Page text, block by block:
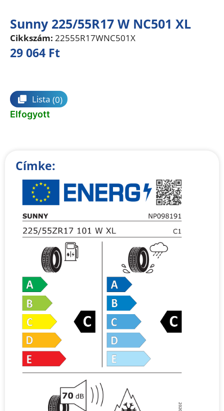
Sunny 225/55R17 W NC501 XL
Cikkszám: 22555R17WNC501X
29 064 Ft
Lista (0)
Elfogyott
Címke: